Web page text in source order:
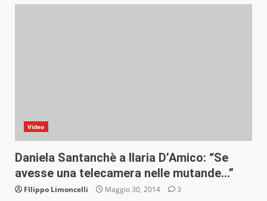
Video
Daniela Santanchè a Ilaria D’Amico: “Se
avesse una telecamera nelle mutande…”
FIlippo Limoncelli Maggio 30, 2014 3